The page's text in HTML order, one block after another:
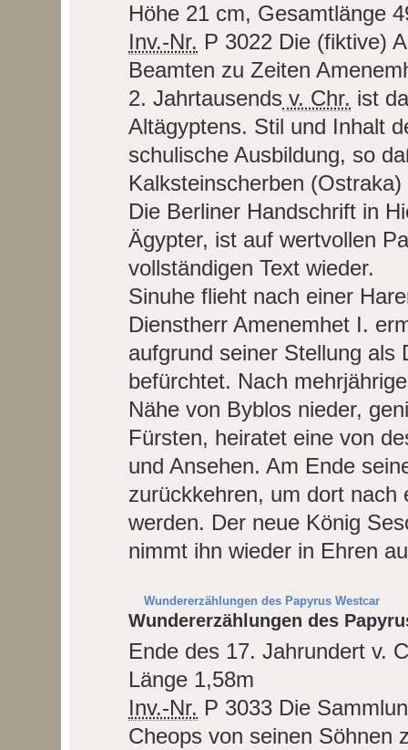
Höhe 21 cm, Gesamtlänge
Inv.-Nr. P 3022 Die (fiktive)
Beamten zu Zeiten
2. Jahrtausends v. Chr. ist
Altägyptens. Stil und Inhalt
schulische Ausbildung, so
Kalksteinscherben
Die Berliner Handschrift in
Ägypter, ist auf wertvollen
vollständigen Text wieder.
Sinuhe flieht nach einer
Dienstherr Amenemhet I.
aufgrund seiner Stellung als
befürchtet. Nach
Nähe von Byblos nieder,
Fürsten, heiratet eine von
und Ansehen. Am Ende
zurückkehren, um dort
werden. Der neue König
nimmt ihn wieder in Ehren
Wundererzählungen des Papyrus Westcar
Wundererzählungen des
Ende des 17. Jahrundert v.
Länge 1,58m
Inv.-Nr. P 3033 Die
Cheops von seinen Söhnen